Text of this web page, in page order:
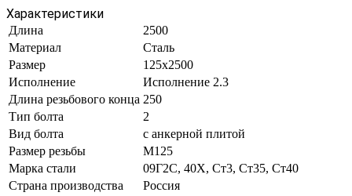
Характеристики
Длина
2500
Материал
Сталь
Размер
125х2500
Исполнение
Исполнение 2.3
Длина резьбового конца 250
Тип болта
2
Вид болта
с анкерной плитой
Размер резьбы
М125
Марка стали
09Г2С, 40Х, Ст3, Ст35, Ст40
Страна производства
Россия